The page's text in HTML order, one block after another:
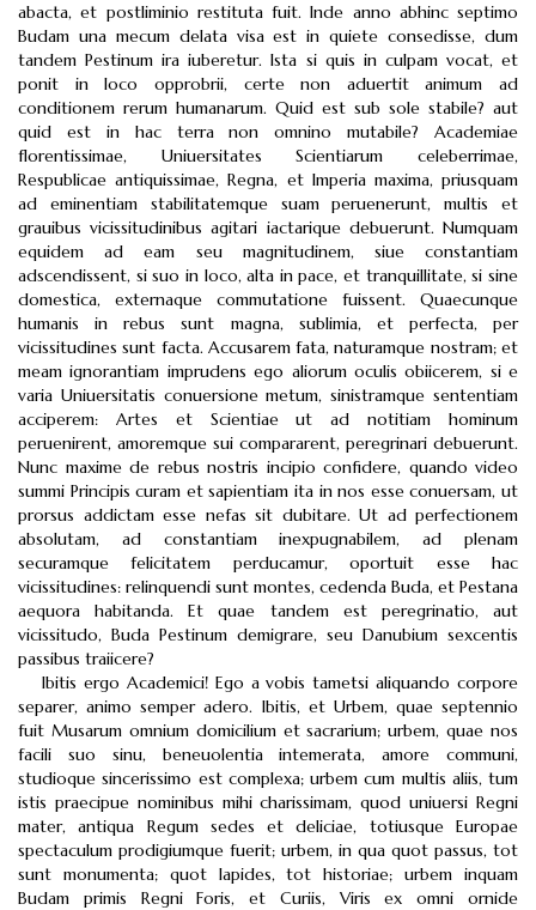
abacta, et postliminio restituta fuit. Inde anno abhinc septimo
Budam una mecum delata visa est in quiete consedisse, dum
tandem Pestinum ira iuberetur. Ista si quis in culpam vocat, et
ponit in loco opprobrii, certe non aduertit animum ad
conditionem rerum humanarum. Quid est sub sole stabile? aut
quid est in hac terra non omnino mutabile? Academiae
florentissimae, Uniuersitates Scientiarum celeberrimae,
Respublicae antiquissimae, Regna, et Imperia maxima, priusquam
ad eminentiam stabilitatemque suam peruenerunt, multis et
grauibus vicissitudinibus agitari iactarique debuerunt. Numquam
equidem ad eam seu magnitudinem, siue constantiam
adscendissent, si suo in loco, alta in pace, et tranquillitate, si sine
domestica, externaque commutatione fuissent. Quaecunque
humanis in rebus sunt magna, sublimia, et perfecta, per
vicissitudines sunt facta. Accusarem fata, naturamque nostram; et
meam ignorantiam imprudens ego aliorum oculis obiicerem, si e
varia Uniuersitatis conuersione metum, sinistramque sententiam
acciperem: Artes et Scientiae ut ad notitiam hominum
peruenirent, amoremque sui compararent, peregrinari debuerunt.
Nunc maxime de rebus nostris incipio confidere, quando video
summi Principis curam et sapientiam ita in nos esse conuersam, ut
prorsus addictam esse nefas sit dubitare. Ut ad perfectionem
absolutam, ad constantiam inexpugnabilem, ad plenam
securamque felicitatem perducamur, oportuit esse hac
vicissitudines: relinquendi sunt montes, cedenda Buda, et Pestana
aequora habitanda. Et quae tandem est peregrinatio, aut
vicissitudo, Buda Pestinum demigrare, seu Danubium sexcentis
passibus traiicere?
Ibitis ergo Academici! Ego a vobis tametsi aliquando corpore
separer, animo semper adero. Ibitis, et Urbem, quae septennio
fuit Musarum omnium domicilium et sacrarium; urbem, quae nos
facili suo sinu, beneuolentia intemerata, amore communi,
studioque sincerissimo est complexa; urbem cum multis aliis, tum
istis praecipue nominibus mihi charissimam, quod uniuersi Regni
mater, antiqua Regum sedes et deliciae, totiusque Europae
spectaculum prodigiumque fuerit; urbem, in qua quot passus, tot
sunt monumenta; quot lapides, tot historiae; urbem inquam
Budam primis Regni Foris, et Curiis, Viris ex omni ornide